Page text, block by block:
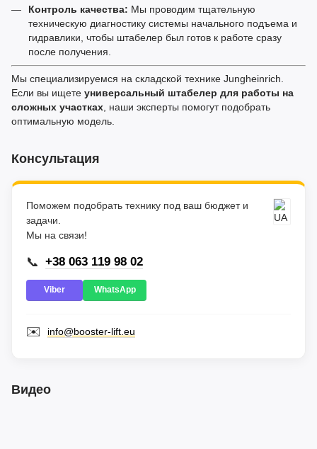
Контроль качества: Мы проводим тщательную
техническую диагностику системы начального подъема и
гидравлики, чтобы штабелер был готов к работе сразу
после получения.
Мы специализируемся на складской технике Jungheinrich.
Если вы ищете универсальный штабелер для работы на
сложных участках , наши эксперты помогут подобрать
оптимальную модель.
Консультация
Поможем подобрать технику под ваш бюджет и
задачи.
Мы на связи!
📞 +38 063 119 98 02
Viber WhatsApp
✉️ info@booster-lift.eu
Видео